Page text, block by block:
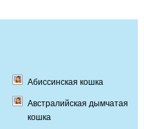
Абиссинская кошка
Австралийская дымчатая
кошка